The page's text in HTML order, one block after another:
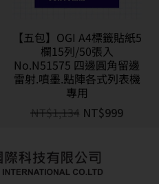
【五包】OGI A4標籤貼紙5
欄15列/50張入
No.N51575 四邊圓角留邊
雷射.噴墨.點陣各式列表機
專用
NT$ 1,134 NT$999